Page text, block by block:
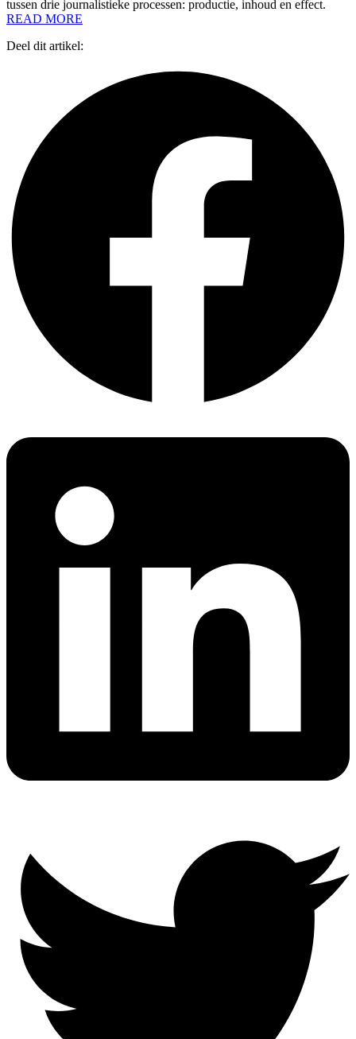
tussen drie journalistieke processen: productie, inhoud en effect.
READ MORE
Deel dit artikel: